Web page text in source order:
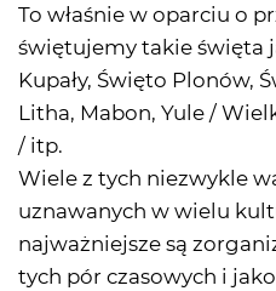
To właśnie w oparciu o
świętujemy takie święta
Kupały, Święto Plonów,
Litha, Mabon, Yule /
/ itp.
Wiele z tych niezwykle
uznawanych w wielu
najważniejsze są
tych pór czasowych i